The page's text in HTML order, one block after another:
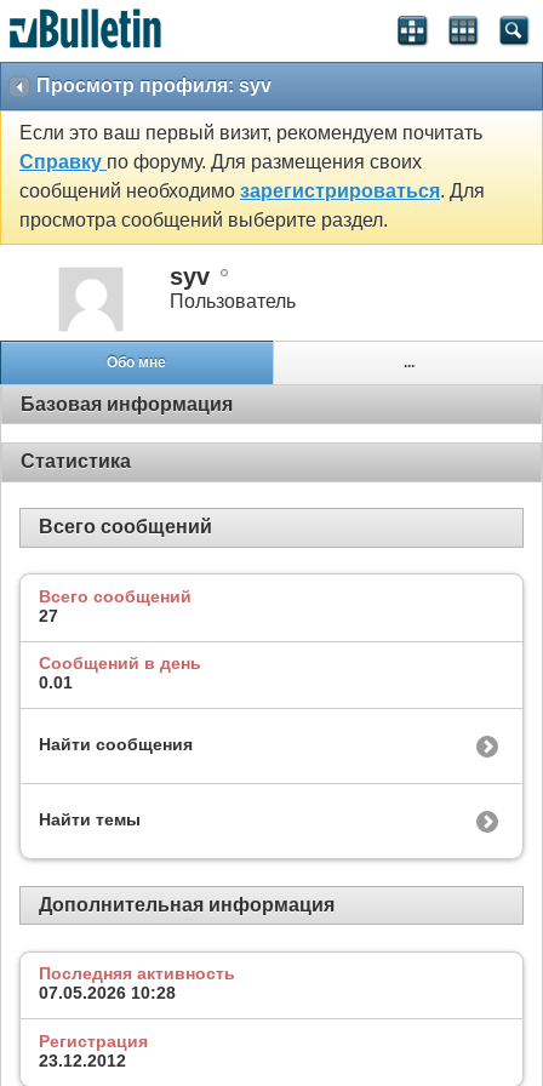
Просмотр профиля: syv
Если это ваш первый визит, рекомендуем почитать
Справку по форуму. Для размещения своих
сообщений необходимо зарегистрироваться. Для
просмотра сообщений выберите раздел.
syv
Пользователь
Обо мне ...
Базовая информация
Статистика
Всего сообщений
Всего сообщений
27
Сообщений в день
0.01
Найти сообщения
Найти темы
Дополнительная информация
Последняя активность
07.05.2026 10:28
Регистрация
23.12.2012